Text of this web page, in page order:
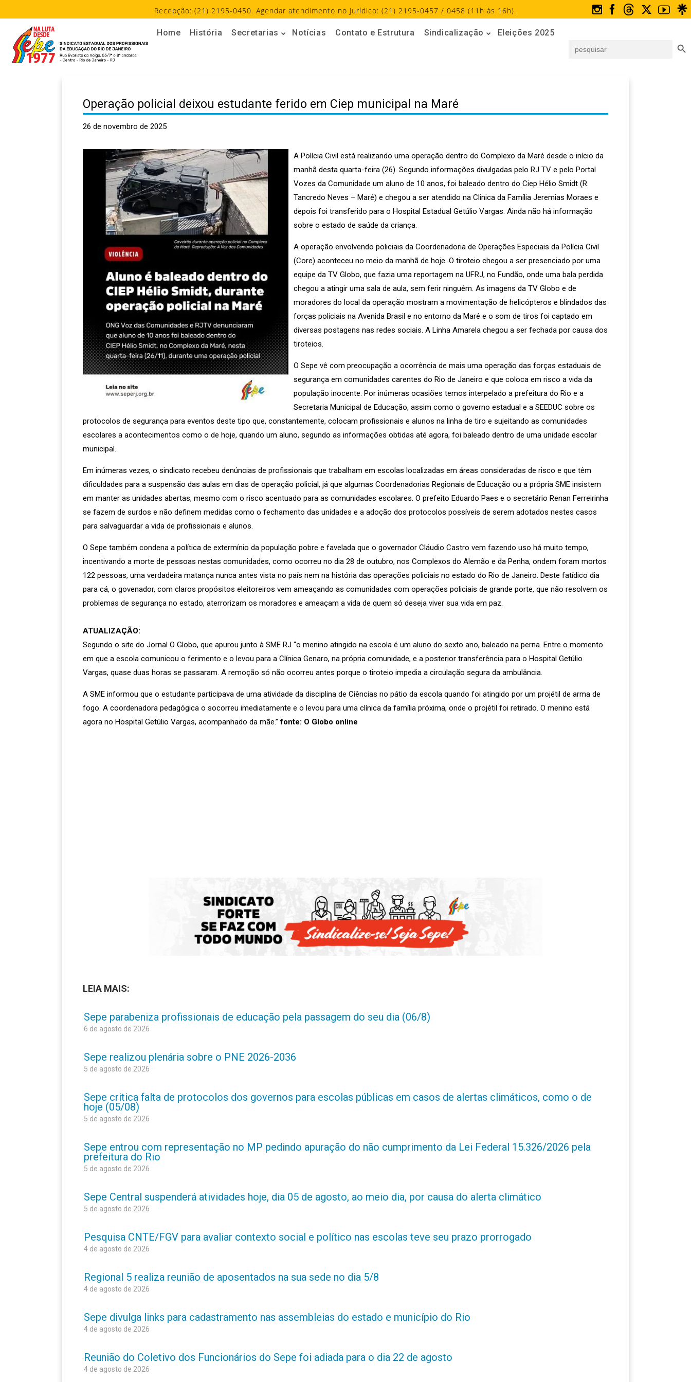
Recepção: (21) 2195-0450. Agendar atendimento no Jurídico: (21) 2195-0457 / 0458 (11h às 16h).
Home História Secretarias Notícias Contato e Estrutura Sindicalização
Eleições 2025
for:
Operação policial deixou estudante ferido em Ciep municipal na Maré
26 de novembro de 2025
A Polícia Civil está realizando uma operação dentro do Complexo da Maré desde o início da
manhã desta quarta-feira (26). Segundo informações divulgadas pelo RJ TV e pelo Portal
Vozes da Comunidade um aluno de 10 anos, foi baleado dentro do Ciep Hélio Smidt (R.
Tancredo Neves – Maré) e chegou a ser atendido na Clinica da Família Jeremias Moraes e
depois foi transferido para o Hospital Estadual Getúlio Vargas. Ainda não há informação
sobre o estado de saúde da criança.
A operação envolvendo policiais da Coordenadoria de Operações Especiais da Polícia Civil
(Core) aconteceu no meio da manhã de hoje. O tiroteio chegou a ser presenciado por uma
equipe da TV Globo, que fazia uma reportagem na UFRJ, no Fundão, onde uma bala perdida
chegou a atingir uma sala de aula, sem ferir ninguém. As imagens da TV Globo e de
moradores do local da operação mostram a movimentação de helicópteros e blindados das
forças policiais na Avenida Brasil e no entorno da Maré e o som de tiros foi captado em
diversas postagens nas redes sociais. A Linha Amarela chegou a ser fechada por causa dos
tiroteios.
O Sepe vê com preocupação a ocorrência de mais uma operação das forças estaduais de
segurança em comunidades carentes do Rio de Janeiro e que coloca em risco a vida da
população inocente. Por inúmeras ocasiões temos interpelado a prefeitura do Rio e a
Secretaria Municipal de Educação, assim como o governo estadual e a SEEDUC sobre os
protocolos de segurança para eventos deste tipo que, constantemente, colocam profissionais e alunos na linha de tiro e sujeitando as comunidades
escolares a acontecimentos como o de hoje, quando um aluno, segundo as informações obtidas até agora, foi baleado dentro de uma unidade escolar
municipal.
Em inúmeras vezes, o sindicato recebeu denúncias de profissionais que trabalham em escolas localizadas em áreas consideradas de risco e que têm
dificuldades para a suspensão das aulas em dias de operação policial, já que algumas Coordenadorias Regionais de Educação ou a própria SME insistem
em manter as unidades abertas, mesmo com o risco acentuado para as comunidades escolares. O prefeito Eduardo Paes e o secretário Renan Ferreirinha
se fazem de surdos e não definem medidas como o fechamento das unidades e a adoção dos protocolos possíveis de serem adotados nestes casos
para salvaguardar a vida de profissionais e alunos.
O Sepe também condena a política de extermínio da população pobre e favelada que o governador Cláudio Castro vem fazendo uso há muito tempo,
incentivando a morte de pessoas nestas comunidades, como ocorreu no dia 28 de outubro, nos Complexos do Alemão e da Penha, ondem foram mortos
122 pessoas, uma verdadeira matança nunca antes vista no país nem na história das operações policiais no estado do Rio de Janeiro. Deste fatídico dia
para cá, o govenador, com claros propósitos eleitoreiros vem ameaçando as comunidades com operações policiais de grande porte, que não resolvem os
problemas de segurança no estado, aterrorizam os moradores e ameaçam a vida de quem só deseja viver sua vida em paz.
ATUALIZAÇÃO:
Segundo o site do Jornal O Globo, que apurou junto à SME RJ “o menino atingido na escola é um aluno do sexto ano, baleado na perna. Entre o momento
em que a escola comunicou o ferimento e o levou para a Clínica Genaro, na própria comunidade, e a posterior transferência para o Hospital Getúlio
Vargas, quase duas horas se passaram. A remoção só não ocorreu antes porque o tiroteio impedia a circulação segura da ambulância.
A SME informou que o estudante participava de uma atividade da disciplina de Ciências no pátio da escola quando foi atingido por um projétil de arma de
fogo. A coordenadora pedagógica o socorreu imediatamente e o levou para uma clínica da família próxima, onde o projétil foi retirado. O menino está
agora no Hospital Getúlio Vargas, acompanhado da mãe.”fonte: O Globo online
LEIA MAIS:
Sepe parabeniza profissionais de educação pela passagem do seu dia (06/8)
6 de agosto de 2026
Sepe realizou plenária sobre o PNE 2026-2036
5 de agosto de 2026
Sepe critica falta de protocolos dos governos para escolas públicas em casos de alertas climáticos, como o de
hoje (05/08)
5 de agosto de 2026
Sepe entrou com representação no MP pedindo apuração do não cumprimento da Lei Federal 15.326/2026 pela
prefeitura do Rio
5 de agosto de 2026
Sepe Central suspenderá atividades hoje, dia 05 de agosto, ao meio dia, por causa do alerta climático
5 de agosto de 2026
Pesquisa CNTE/FGV para avaliar contexto social e político nas escolas teve seu prazo prorrogado
4 de agosto de 2026
Regional 5 realiza reunião de aposentados na sua sede no dia 5/8
4 de agosto de 2026
Sepe divulga links para cadastramento nas assembleias do estado e município do Rio
4 de agosto de 2026
Reunião do Coletivo dos Funcionários do Sepe foi adiada para o dia 22 de agosto
4 de agosto de 2026